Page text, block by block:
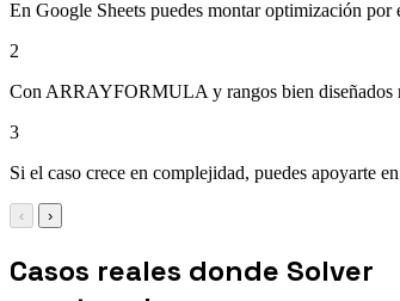
En Google Sheets puedes montar optimización
2
Con ARRAYFORMULA y rangos bien diseñados
3
Si el caso crece en complejidad, puedes apoyarte
‹ ›
Casos reales donde Solver